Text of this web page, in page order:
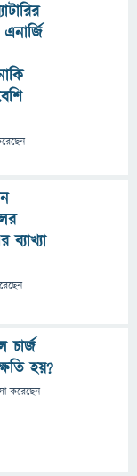
চার্জ
হয়?
করেছেন